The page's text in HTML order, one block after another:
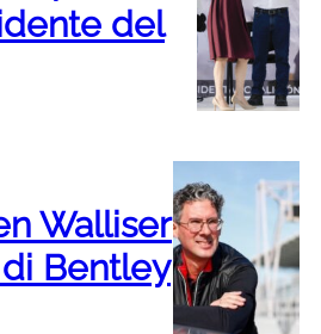
del
Walliser
Bentley